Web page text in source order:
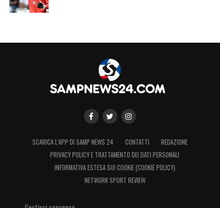
SCARICA L’APP DI SAMP NEWS 24 CONTATTI
REDAZIONE
PRIVACY POLICY E TRATTAMENTO DEI DATI PERSONALI
INFORMATIVA ESTESA SUI COOKIE (COOKIE POLICY)
NETWORK SPORT REVIEW